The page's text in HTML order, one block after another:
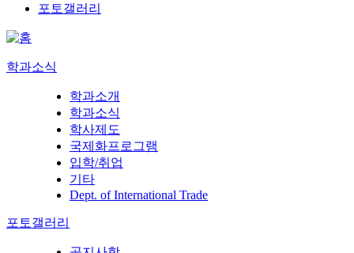
포토갤러리
학과소식
학과소개
학과소식
학사제도
국제화프로그램
입학/취업
기타
Dept. of International Trade
포토갤러리